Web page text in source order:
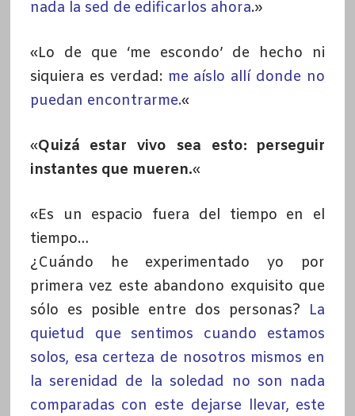
nada la sed de edificarlos ahora.»
«Lo de que ‘me escondo’ de hecho ni
siquiera es verdad: me aíslo allí donde no
puedan encontrarme.«
«Quizá estar vivo sea esto: perseguir
instantes que mueren.«
«Es un espacio fuera del tiempo en el
tiempo…
¿Cuándo he experimentado yo por
primera vez este abandono exquisito que
sólo es posible entre dos personas? La
quietud que sentimos cuando estamos
solos, esa certeza de nosotros mismos en
la serenidad de la soledad no son nada
comparadas con este dejarse llevar, este